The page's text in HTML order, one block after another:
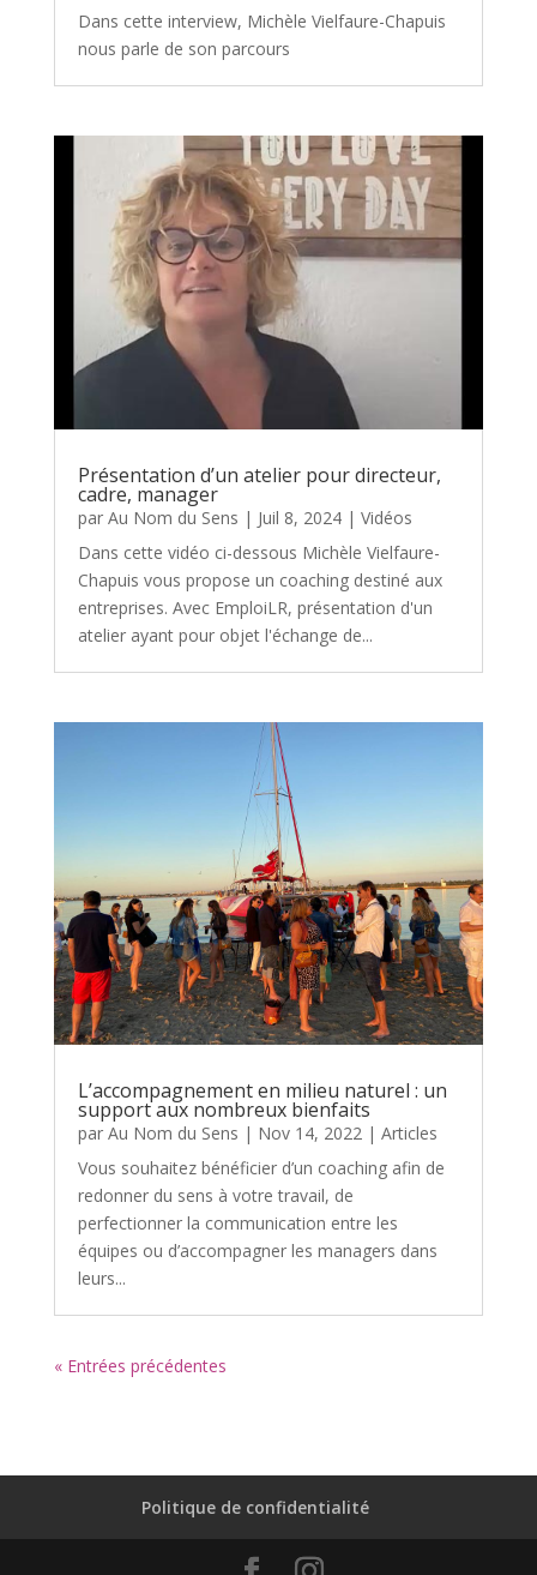
Dans cette interview, Michèle Vielfaure-Chapuis
nous parle de son parcours
Présentation d’un atelier pour directeur,
cadre, manager
par Au Nom du Sens | Juil 8, 2024| Vidéos
Dans cette vidéo ci-dessous Michèle Vielfaure-
Chapuis vous propose un coaching destiné aux
entreprises. Avec EmploiLR, présentation d'un
atelier ayant pour objet l'échange de...
L’accompagnement en milieu naturel : un
support aux nombreux bienfaits
par Au Nom du Sens | Nov 14, 2022| Articles
Vous souhaitez bénéficier d’un coaching afin de
redonner du sens à votre travail, de
perfectionner la communication entre les
équipes ou d’accompagner les managers dans
leurs...
« Entrées précédentes
Politique de confidentialité